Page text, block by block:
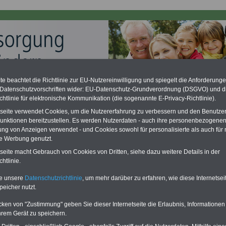
zu gering - hohe Nachzahlung für Beamte & Ruhestandsbeamte
hat die Berliner Landesbesoldung für verfassungs-
(Berlin muss bis
März 2027 eine Neuregelung der Besoldung
Auch beim Bund (Beamte & Ruhestandsbeamte) gibt es teilweise
(Medienberichten zufolge liegt diese für alle (!) Beamte
mind. 3.000 und 13.000 Euro , Der INFO-SERVICE gibt hierzu im II. Vj.
Broschüre heraus (unmittelbar nach Beschluss eines Gesetzentwurfs
>>>
zur (Vor)Bestellung der Broschüre
(BeamtVG): § 59 Erlöschen der
Mai 2025 >>>hier können Sie den
beachtet die Richtlinie zur EU-Nutzereinwilligung und spiegelt die
wider: EU-Datenschutz-Grundverordnung (DSGVO) und
für elektronische Kommunikation (die sogenannte E-Privacy-Richtlinie).
verwendet Cookies, um die Nutzererfahrung zu verbessern und den
bereitzustellen. Es werden Nutzerdaten - auch ihre
von Anzeigen verwendet - und Cookies sowohl für personalisierte als auch für
Werbung genutzt.
macht Gebrauch von Cookies von Dritten, siehe dazu weitere Details in der
unsere Datenschutzrichtlinie, um mehr darüber zu erfahren, wie diese
nutzt.
von "Zustimmung" geben Sie dieser Internetseite die Erlaubnis,
Gerät zu speichern.